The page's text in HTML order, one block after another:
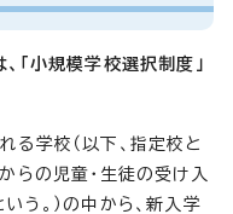
「小規模学校選択制度」
る学校（以下、指定校と
らの児童・生徒の受け入
う。）の中から、新入学